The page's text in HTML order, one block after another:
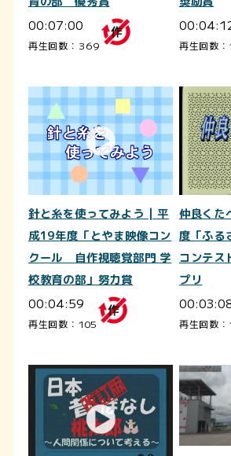
00:07:00
再生回数：369 再生回数
針と糸を使ってみよう | 平
成19年度「とやま映像コン
クール 自作視聴覚部門 学
校教育の部」努力賞
00:04:59
再生回数：105
仲良くた
度「ふる
コンテス
プリ
再生回数